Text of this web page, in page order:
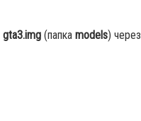
gta3.img(папка models) через